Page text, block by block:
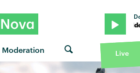
Moderation
von Young Franco feat. Golden
Live